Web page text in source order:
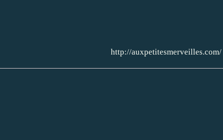
http://auxpetitesmerveilles.com/